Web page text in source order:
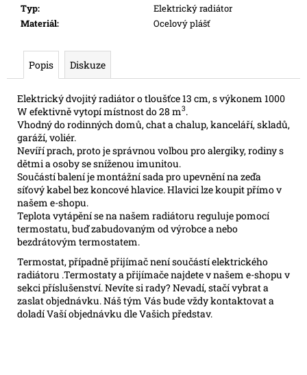
Typ:
Elektrický radiátor
Materiál: Ocelový plášť
Popis Diskuze
Elektrický dvojitý radiátor o tloušťce 13 cm, s výkonem 1000
W efektivně vytopí místnost do 28 m3.
Vhodný do rodinných domů, chat a chalup, kanceláří, skladů,
garáží, voliér.
Nevíří prach, proto je správnou volbou pro alergiky, rodiny s
dětmi a osoby se sníženou imunitou.
Součástí balení je montážní sada pro upevnění na zeďa
síťový kabel bez koncové hlavice. Hlavici lze koupit přímo v
našem e-shopu.
Teplota vytápění se na našem radiátoru reguluje pomocí
termostatu, buď zabudovaným od výrobce a nebo
bezdrátovým termostatem.
Termostat, případně přijímačnení součástí elektrického
radiátoru .Termostaty a přijímačenajdete v našem e-shopu v
sekci příslušenství. Nevíte si rady? Nevadí, stačí vybrat a
zaslat objednávku. Náš tým Vás bude vždy kontaktovat a
doladí Vaší objednávku dle Vašich představ.
260
Kč